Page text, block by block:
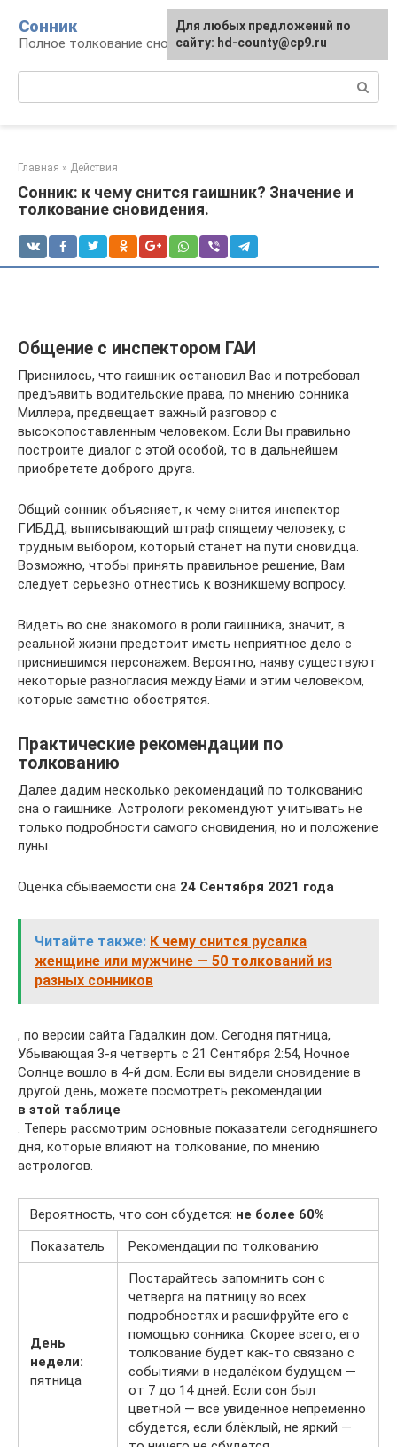
контенту
Сонник
Полное толкование снов
Главная » Действия
Сонник: к чему снится гаишник? Значение и
толкование сновидения.
Общение с инспектором ГАИ
Приснилось, что гаишник остановил Вас и потребовал
предъявить водительские права, по мнению сонника
Миллера, предвещает важный разговор с
высокопоставленным человеком. Если Вы правильно
построите диалог с этой особой, то в дальнейшем
приобретете доброго друга.
Общий сонник объясняет, к чему снится инспектор
ГИБДД, выписывающий штраф спящему человеку, с
трудным выбором, который станет на пути сновидца.
Возможно, чтобы принять правильное решение, Вам
следует серьезно отнестись к возникшему вопросу.
Видеть во сне знакомого в роли гаишника, значит, в
реальной жизни предстоит иметь неприятное дело с
приснившимся персонажем. Вероятно, наяву существуют
некоторые разногласия между Вами и этим человеком,
которые заметно обострятся.
Практические рекомендации по
толкованию
Далее дадим несколько рекомендаций по толкованию
сна о гаишнике. Астрологи рекомендуют учитывать не
только подробности самого сновидения, но и положение
луны.
Оценка сбываемости сна 24 Сентября 2021 года
Читайте также: К чему снится русалка
женщине или мужчине — 50 толкований из
разных сонников
, по версии сайта Гадалкин дом. Сегодня пятница,
Убывающая 3-я четверть с 21 Сентября 2:54, Ночное
Солнце вошло в 4-й дом. Если вы видели сновидение в
другой день, можете посмотреть рекомендации
в этой таблице
. Теперь рассмотрим основные показатели сегодняшнего
дня, которые влияют на толкование, по мнению
астрологов.
Вероятность, что сон сбудется: не более 60%
Показатель
Рекомендации по толкованию
День
недели:
пятница
Постарайтесь запомнить сон с
четверга на пятницу во всех
подробностях и расшифруйте его с
помощью сонника. Скорее всего, его
толкование будет как-то связано с
событиями в недалёком будущем —
от 7 до 14 дней. Если сон был
цветной — всё увиденное непременно
сбудется, если блёклый, не яркий —
Для любых предложений по
сайту: hd-county@cp9.ru